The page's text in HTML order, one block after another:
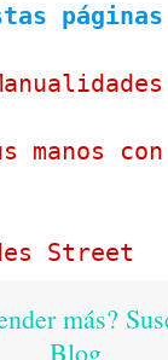
páginas
manos
Street
más?
Blog